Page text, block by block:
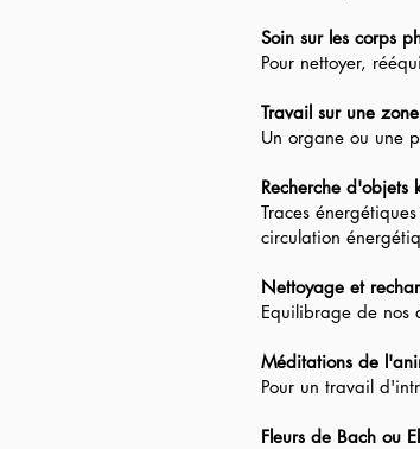
Soin sur les corps
Pour nettoyer,
Travail sur une
Un organe ou une
Recherche d'objets
Traces
circulation
Nettoyage et
Equilibrage de nos
Méditations de
Pour un travail
Fleurs de Bach ou